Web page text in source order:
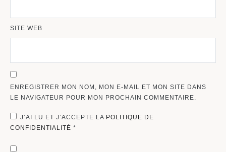
SITE WEB
ENREGISTRER MON NOM, MON E-MAIL ET MON SITE DANS
LE NAVIGATEUR POUR MON PROCHAIN COMMENTAIRE.
J’AI LU ET J’ACCEPTE LA POLITIQUE DE
CONFIDENTIALITÉ *